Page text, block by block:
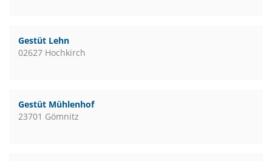
Gestüt Lehn
02627 Hochkirch
Gestüt Mühlenhof
23701 Gömnitz